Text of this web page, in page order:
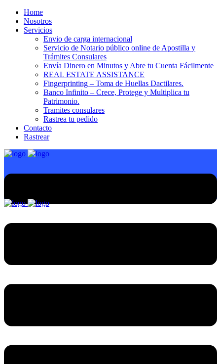
Home
Nosotros
Servicios
Envio de carga internacional
Servicio de Notario público online de Apostilla y
Trámites Consulares
Envía Dinero en Minutos y Abre tu Cuenta Fácilmente
REAL ESTATE ASSISTANCE
Fingerprinting – Toma de Huellas Dactilares.
Banco Infinito – Crece, Protege y Multiplica tu
Patrimonio.
Tramites consulares
Rastrea tu pedido
Contacto
Rastrear